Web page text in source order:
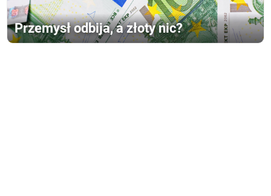
Przemysł odbija, a złoty nic?